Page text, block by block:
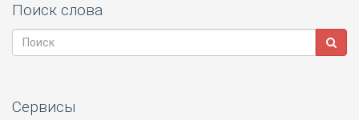
Поиск слова
Сервисы